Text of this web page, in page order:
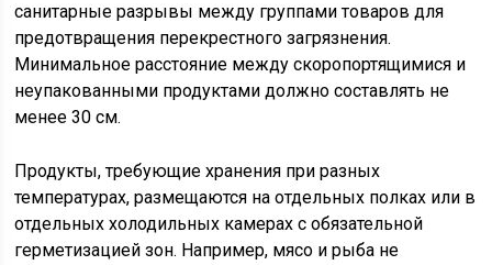
санитарные разрывы между группами товаров для
предотвращения перекрестного загрязнения.
Минимальное расстояние между скоропортящимися и
неупакованными продуктами должно составлять не
менее 30 см.
Продукты, требующие хранения при разных
температурах, размещаются на отдельных полках или в
отдельных холодильных камерах с обязательной
герметизацией зон. Например, мясо и рыба не